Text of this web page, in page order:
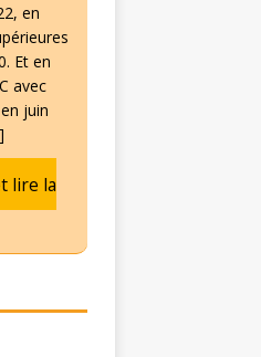
en
Et en
avec
juin
lire la